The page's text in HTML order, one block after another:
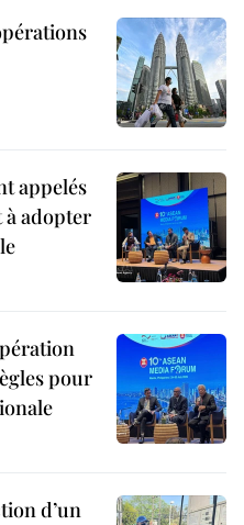
appelés
à adopter
pour
d’un